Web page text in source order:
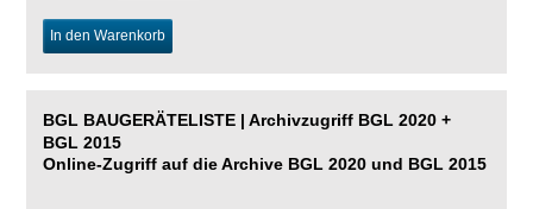
In den Warenkorb
BGL BAUGERÄTELISTE | Archivzugriff BGL 2020 +
BGL 2015
Online-Zugriff auf die Archive BGL 2020 und BGL 2015